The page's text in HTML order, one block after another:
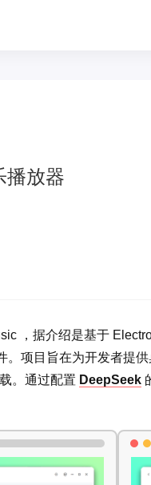
播放器
，据介绍是基于
项目旨在为开发者提
。通过配置 DeepSeek